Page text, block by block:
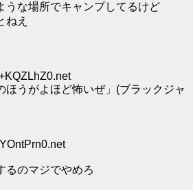
うな場所でキャンプしてるけど
ねえ
ほうがよほど怖いぜ」(ブラックジャ
るのマジでやめろ